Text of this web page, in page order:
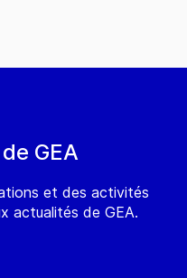
GEA
et des activités
actualités de GEA.